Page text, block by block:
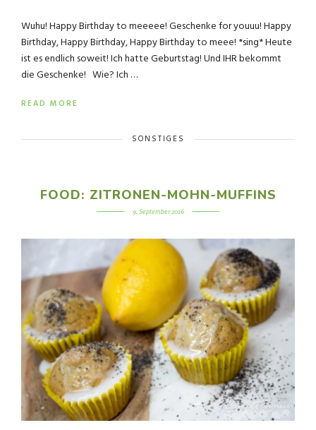
Wuhu! Happy Birthday to meeeee! Geschenke for youuu! Happy
Birthday, Happy Birthday, Happy Birthday to meee! *sing* Heute
ist es endlich soweit! Ich hatte Geburtstag! Und IHR bekommt
die Geschenke! Wie? Ich …
READ MORE
SONSTIGES
FOOD: ZITRONEN-MOHN-MUFFINS
9. September 2016